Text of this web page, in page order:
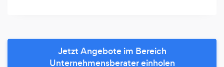
Jetzt Angebote im Bereich
Unternehmensberater einholen